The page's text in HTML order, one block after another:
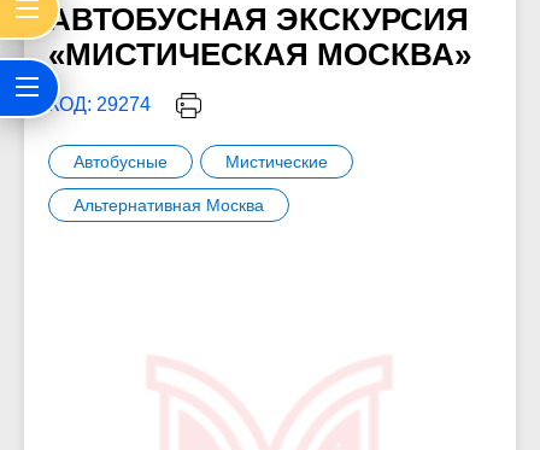
АВТОБУСНАЯ ЭКСКУРСИЯ
«МИСТИЧЕСКАЯ МОСКВА»
КОД: 29274
Автобусные Мистические
Альтернативная Москва